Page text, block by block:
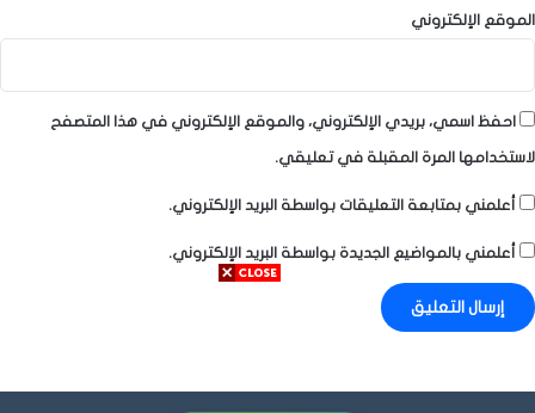
الموقع الإلكتروني
احفظ اسمي، بريدي الإلكتروني، والموقع الإلكتروني في هذا المتصفح
لاستخدامها المرة المقبلة في تعليقي.
أعلمني بمتابعة التعليقات بواسطة البريد الإلكتروني.
أعلمني بالمواضيع الجديدة بواسطة البريد الإلكتروني.